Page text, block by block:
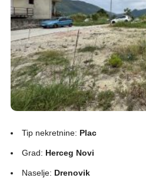
Tip nekretnine: Plac
Grad: Herceg Novi
Naselje: Drenovik